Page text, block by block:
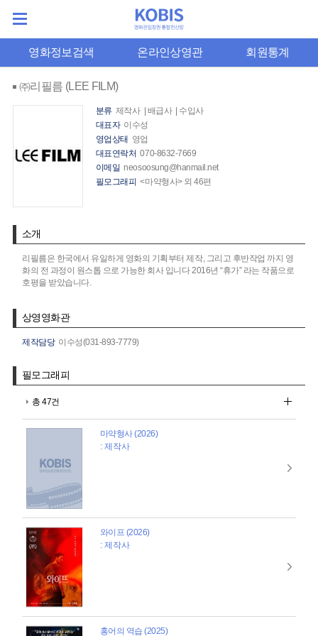
영화정보검색 온라인상영관 회원통계
㈜리필름 (LEE FILM)
분류 제작사 | 배급사 | 수입사
대표자 이수성
영업상태 영업
대표연락처 070-8632-7669
이메일 neosoosung@hanmail.net
필모그래피 <마약형사> 외 46편
소개
리필름은 한국에서 유일하게 영화의 기획부터 제작, 그리고 후반작업 까지 영
화의 전 과정이 원스톱 으로 가능한 회사 입니다 2016년 “휴가” 라는 작품으로
호평을 받았습니다.
상영영화관
제작담당 이수성(031-893-7779)
필모그래피
총 47건
마약형사 (2026)
: 제작사
와이프 (2026)
: 제작사
홍어의 역습 (2025)